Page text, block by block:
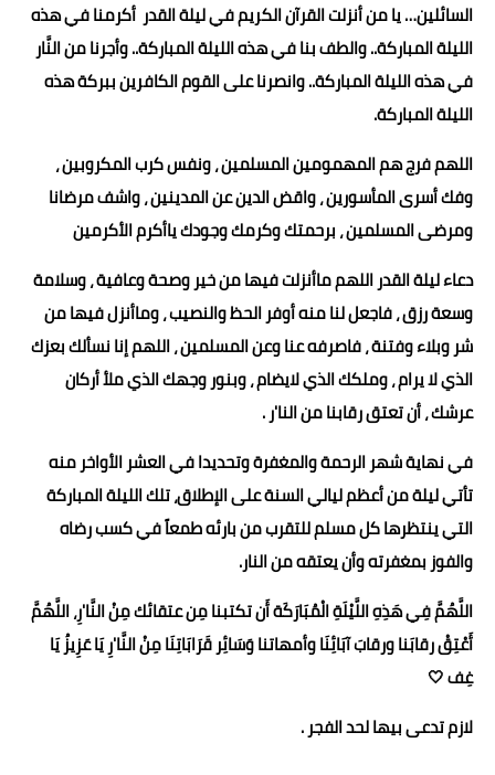
السائلين… يا من أنزلت القرآن الكريم في ليلة القدر أكرمنا في هذه
الليلة المباركة.. والطف بنا في هذه الليلة المباركة.. وأجرنا من النَّار
في هذه الليلة المباركة.. وانصرنا على القوم الكافرين ببركة هذه
الليلة المباركة.
اللهم فرج هم المهمومين المسلمين ، ونفس كرب المكروبين ،
وفك أسرى المأسورين ، واقض الدين عن المدينين ، واشف مرضانا
ومرضى المسلمين ، برحمتك وكرمك وجودك ياأكرم الأكرمين
دعاء ليلة القدر اللهم ماأنزلت فيها من خير وصحة وعافية ، وسلامة
وسعة رزق ، فاجعل لنا منه أوفر الحظ والنصيب ، وماأنزل فيها من
شر وبلاء وفتنة ، فاصرفه عنا وعن المسلمين ، اللهم إنا نسألك بعزك
الذي لا يرام ، وملكك الذي لايضام ، وبنور وجهك الذي ملأ أركان
عرشك ، أن تعتق رقابنا من النا'ر .
في نهاية شهر الرحمة والمغفرة وتحديدا في العشر الأواخر منه
تأتي ليلة من أعظم ليالي السنة على الإطلاق، تلك الليلة المباركة
التي ينتظرها كل مسلم للتقرب من بارئه طمعاً في كسب رضاه
والفوز بمغفرته وأن يعتقه من النار.
اللَّهُمَّ فِي هَذِهِ اللَّيْلَةِ الْمُبَارَكَة أَن تكتبنا مِن عتقائك مِنْ النَّا'رِ، اللَّهُمَّ
أَعْتِقْ رقابَنا ورقابَ آبَائِنَا وأمهاتنا وَسَائِر قَرَابَاتِنَا مِنْ النَّا'رِ يَا عَزِيزُ يَا
غِف 🤍
لازم تدعى بيها لحد الفجر .